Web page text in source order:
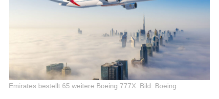
Emirates bestellt 65 weitere Boeing 777X. Bild: Boeing